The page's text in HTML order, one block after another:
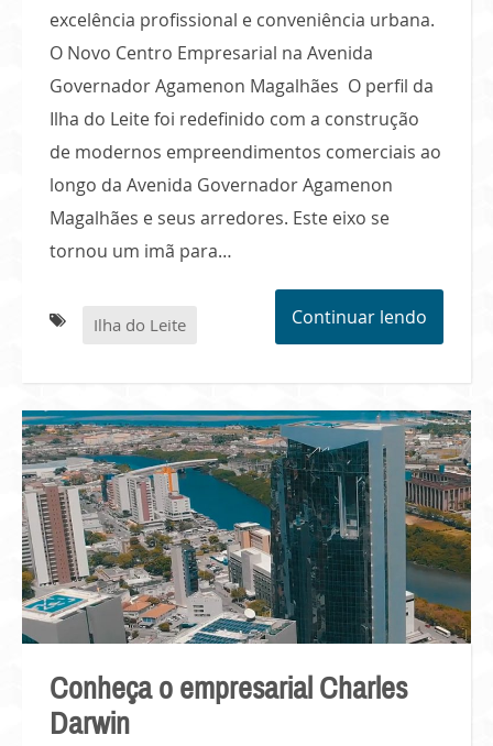
excelência profissional e conveniência urbana.
O Novo Centro Empresarial na Avenida
Governador Agamenon Magalhães O perfil da
Ilha do Leite foi redefinido com a construção
de modernos empreendimentos comerciais ao
longo da Avenida Governador Agamenon
Magalhães e seus arredores. Este eixo se
tornou um imã para…
Continuar lendo
Ilha do Leite
Conheça o empresarial Charles
Darwin